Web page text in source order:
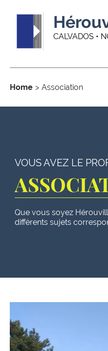
CALVADOS •
Home Association
VOUS AVEZ LE
Que vous soyez
différents sujets